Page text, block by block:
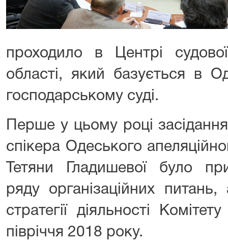
проходило в Центрі
області, який базується в
господарському суді.
Перше у цьому році
спікера Одеського
Тетяни Гладишевої було
ряду організаційних
стратегії діяльності
півріччя 2018 року.